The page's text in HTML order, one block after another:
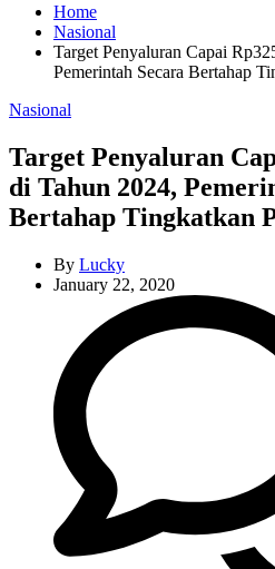
Home
Nasional
Target Penyaluran Capai
Pemerintah Secara Bertahap
Categories
Nasional
Target Penyaluran
di Tahun 2024,
Bertahap Tingkatkan
By Lucky
January 22, 2020